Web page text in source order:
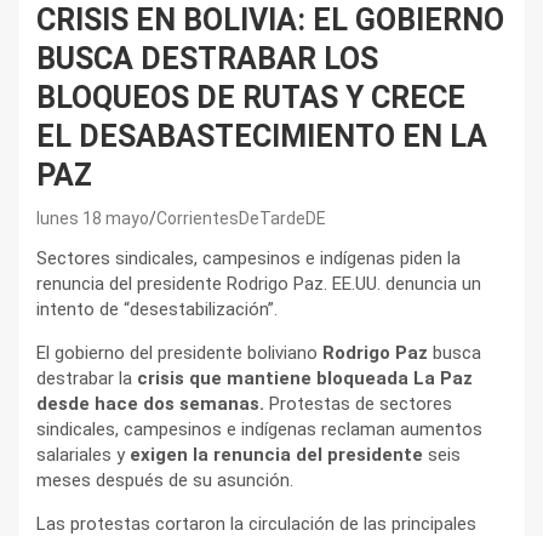
CRISIS EN BOLIVIA: EL GOBIERNO
BUSCA DESTRABAR LOS
BLOQUEOS DE RUTAS Y CRECE
EL DESABASTECIMIENTO EN LA
PAZ
lunes 18 mayo CorrientesDeTardeDE
Sectores sindicales, campesinos e indígenas piden la
renuncia del presidente Rodrigo Paz. EE.UU. denuncia un
intento de “desestabilización”.
El gobierno del presidente boliviano Rodrigo Paz busca
destrabar la crisis que mantiene bloqueada La Paz
desde hace dos semanas. Protestas de sectores
sindicales, campesinos e indígenas reclaman aumentos
salariales y exigen la renuncia del presidente seis
meses después de su asunción.
Las protestas cortaron la circulación de las principales